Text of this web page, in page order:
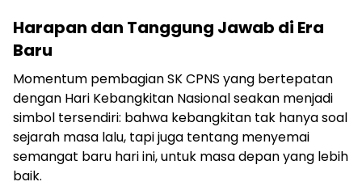
Harapan dan Tanggung Jawab di Era
Baru
Momentum pembagian SK CPNS yang bertepatan
dengan Hari Kebangkitan Nasional seakan menjadi
simbol tersendiri: bahwa kebangkitan tak hanya soal
sejarah masa lalu, tapi juga tentang menyemai
semangat baru hari ini, untuk masa depan yang lebih
baik.